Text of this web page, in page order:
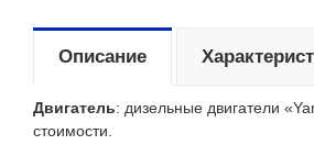
Описание
Двигатель: дизельные двигатели
стоимости.